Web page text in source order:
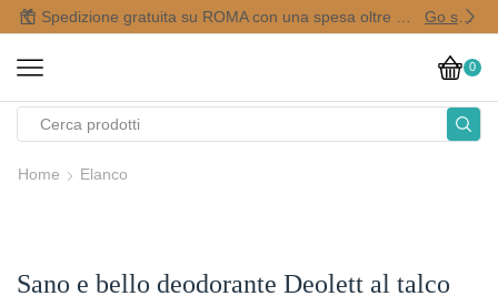
Go shop
0
Home Elanco
Sano e bello deodorante Deolett al talco